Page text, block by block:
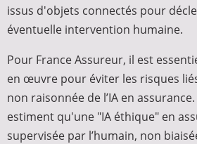
issus d'objets connectés pour
éventuelle intervention humaine.
Pour France Assureur, il est
en œuvre pour éviter les risques
non raisonnée de l’IA en
estiment qu'une "IA éthique" en
supervisée par l’humain, non